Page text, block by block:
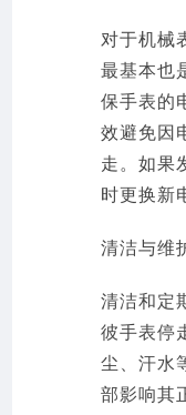
对于机械
最基本也
保手表的
效避免因
走。如果
时更换新
清洁与维
清洁和定
彼手表停
尘、汗水
部影响其